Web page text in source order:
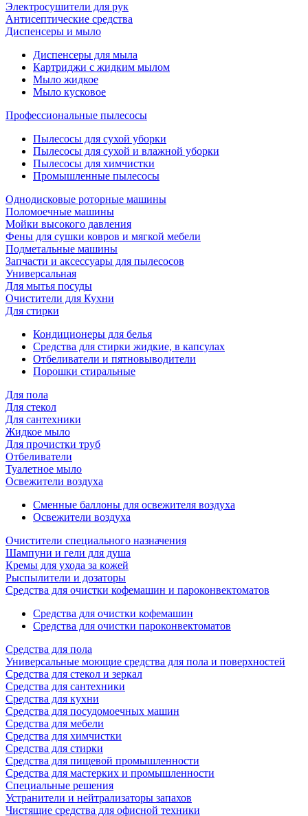
Электросушители для рук
Антисептические средства
Диспенсеры и мыло
Диспенсеры для мыла
Картриджи с жидким мылом
Мыло жидкое
Мыло кусковое
Профессиональные пылесосы
Пылесосы для сухой уборки
Пылесосы для сухой и влажной уборки
Пылесосы для химчистки
Промышленные пылесосы
Однодисковые роторные машины
Поломоечные машины
Мойки высокого давления
Фены для сушки ковров и мягкой мебели
Подметальные машины
Запчасти и аксессуары для пылесосов
Универсальная
Для мытья посуды
Очиcтители для Кухни
Для стирки
Кондиционеры для белья
Средства для стирки жидкие, в капсулах
Отбеливатели и пятновыводители
Порошки стиральные
Для пола
Для стекол
Для сантехники
Жидкое мыло
Для прочистки труб
Отбеливатели
Туалетное мыло
Освежители воздуха
Сменные баллоны для освежителя воздуха
Освежители воздуха
Очистители специального назначения
Шампуни и гели для душа
Кремы для ухода за кожей
Рыспылители и дозаторы
Cредства для очистки кофемашин и пароконвектоматов
Средства для очистки кофемашин
Cредства для очистки пароконвектоматов
Средства для пола
Универсальные моющие средства для пола и поверхностей
Средства для стекол и зеркал
Средства для сантехники
Средства для кухни
Средства для посудомоечных машин
Средства для мебели
Средства для химчистки
Средства для стирки
Средства для пищевой промышленности
Средства для мастерких и промышленности
Специальные решения
Устранители и нейтрализаторы запахов
Чистящие средства для офисной техники